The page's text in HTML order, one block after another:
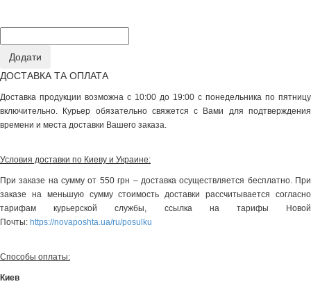
ДОСТАВКА ТА ОПЛАТА
Доставка продукции возможна с 10:00 до 19:00 с понедельника по пятницу
включительно. Курьер обязательно свяжется с Вами для подтверждения
времени и места доставки Вашего заказа.
Условия доставки по Киеву и Украине:
При заказе на сумму от 550 грн – доставка осуществляется бесплатно. При
заказе на меньшую сумму стоимость доставки рассчитывается согласно
тарифам курьерской службы, ссылка на тарифы Новой
Почты: https://novaposhta.ua/ru/posulku
Способы оплаты:
Киев